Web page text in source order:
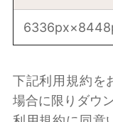
下記利用規約を
場合に限りダウ